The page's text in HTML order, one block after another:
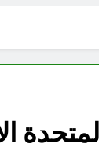
الرواتب وسُلَّم
المخطط البياني